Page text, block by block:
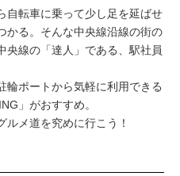
自転車に乗って少し足を延ばせ
かる。そんな中央線沿線の街の
央線の「達人」である、駅社員
輪ポートから気軽に利用できる
」がおすすめ。
メ道を究めに行こう！